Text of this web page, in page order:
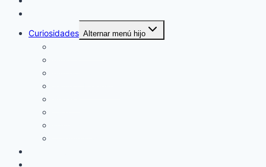
Curiosidades Alternar menú hijo